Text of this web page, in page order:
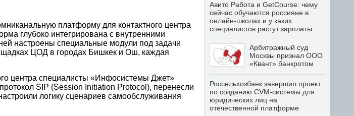
платформу для контактного центра
глубоко интегрирована с внутренними
настроены специальные модули под задачи
ЦОД в городах Бишкек и Ош, каждая
центра специалисты «Инфосистемы Джет»
SIP (Session Initiation Protocol), перенесли
логику сценариев самообслуживания
Авито Работа и GetCourse: чему
сейчас обучаются россияне в
онлайн-школах и у каких
специалистов растут зарплаты
Арбитражный суд
Москвы признал ООО
«Квант» банкротом
Россельхозбанк завершил проект
по созданию CVM-системы для
юридических лиц на
отечественной платформе